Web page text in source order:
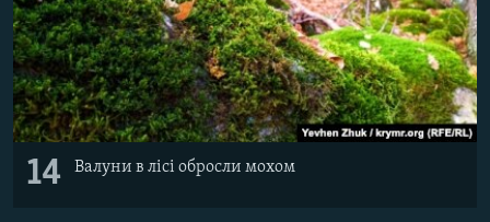
14 Валуни в лісі обросли мохом